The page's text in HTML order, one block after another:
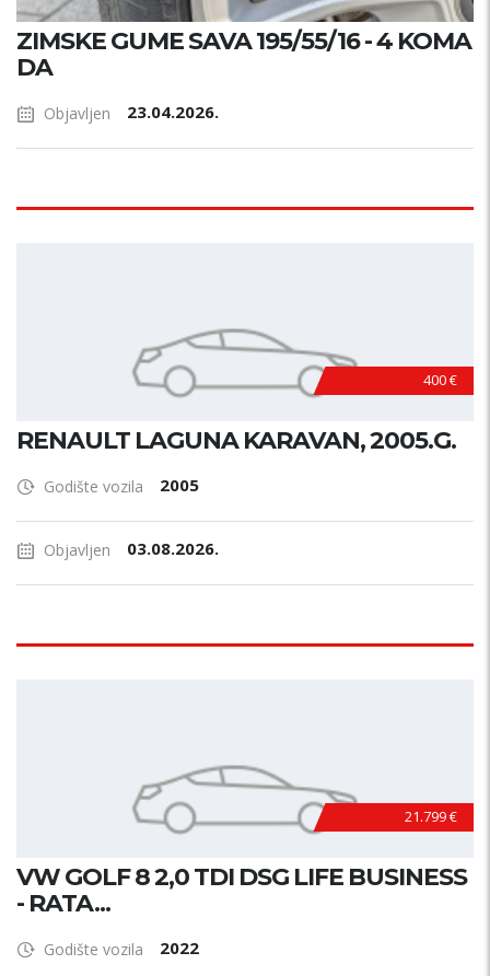
ZIMSKE GUME SAVA 195/55/16 - 4 KOMA
DA
Objavljen 23.04.2026.
400 €
RENAULT LAGUNA KARAVAN, 2005.G.
Godište vozila 2005
Objavljen 03.08.2026.
21.799 €
VW GOLF 8 2,0 TDI DSG LIFE BUSINESS
- RATA...
Godište vozila 2022